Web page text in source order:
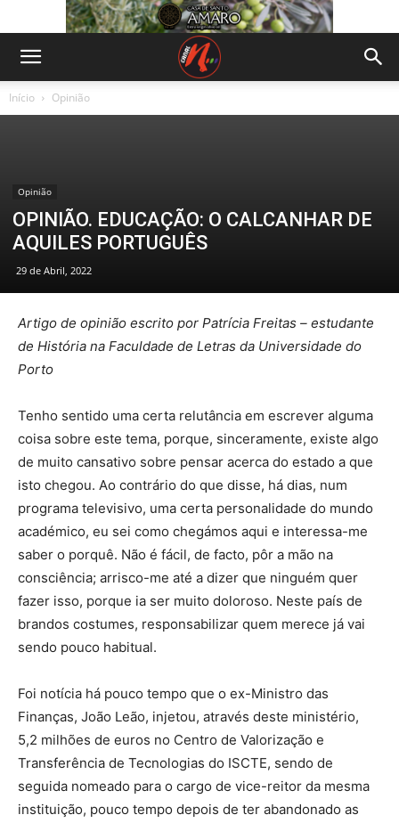
Início Opinião
Opinião
OPINIÃO. EDUCAÇÃO: O CALCANHAR DE
AQUILES PORTUGUÊS
29 de Abril, 2022
Artigo de opinião escrito por Patrícia Freitas – estudante
de História na Faculdade de Letras da Universidade do
Porto
Tenho sentido uma certa relutância em escrever alguma
coisa sobre este tema, porque, sinceramente, existe algo
de muito cansativo sobre pensar acerca do estado a que
isto chegou. Ao contrário do que disse, há dias, num
programa televisivo, uma certa personalidade do mundo
académico, eu sei como chegámos aqui e interessa-me
saber o porquê. Não é fácil, de facto, pôr a mão na
consciência; arrisco-me até a dizer que ninguém quer
fazer isso, porque ia ser muito doloroso. Neste país de
brandos costumes, responsabilizar quem merece já vai
sendo pouco habitual.
Foi notícia há pouco tempo que o ex-Ministro das
Finanças, João Leão, injetou, através deste ministério,
5,2 milhões de euros no Centro de Valorização e
Transferência de Tecnologias do ISCTE, sendo de
seguida nomeado para o cargo de vice-reitor da mesma
instituição, pouco tempo depois de ter abandonado as